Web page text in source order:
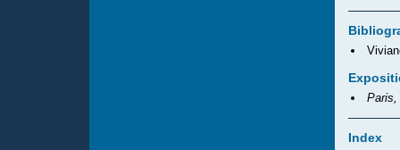
Paris,
Index